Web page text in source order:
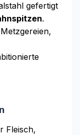
gefertigt
.
Fleisch,